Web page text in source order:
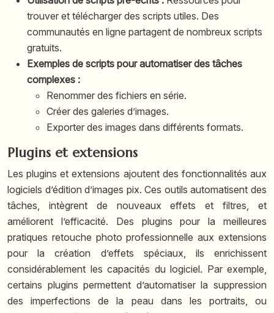
trouver et télécharger des scripts utiles. Des
communautés en ligne partagent de nombreux scripts
gratuits.
Exemples de scripts pour automatiser des tâches
complexes :
Renommer des fichiers en série.
Créer des galeries d’images.
Exporter des images dans différents formats.
Plugins et extensions
Les plugins et extensions ajoutent des fonctionnalités aux
logiciels d’édition d’images pix. Ces outils automatisent des
tâches, intègrent de nouveaux effets et filtres, et
améliorent l’efficacité. Des plugins pour la meilleures
pratiques retouche photo professionnelleaux extensions
pour la création d’effets spéciaux, ils enrichissent
considérablement les capacités du logiciel. Par exemple,
certains plugins permettent d’automatiser la suppression
des imperfections de la peau dans les portraits, ou